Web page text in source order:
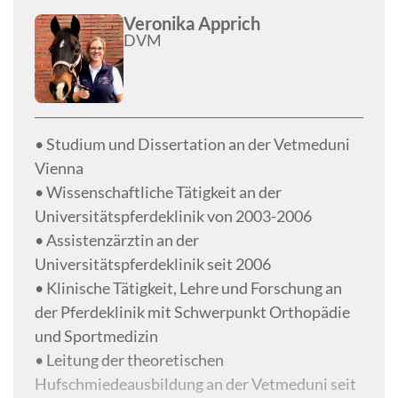
Veronika Apprich
DVM
• Studium und Dissertation an der Vetmeduni
Vienna
• Wissenschaftliche Tätigkeit an der
Universitätspferdeklinik von 2003-2006
• Assistenzärztin an der
Universitätspferdeklinik seit 2006
• Klinische Tätigkeit, Lehre und Forschung an
der Pferdeklinik mit Schwerpunkt Orthopädie
und Sportmedizin
• Leitung der theoretischen
Hufschmiedeausbildung an der Vetmeduni seit